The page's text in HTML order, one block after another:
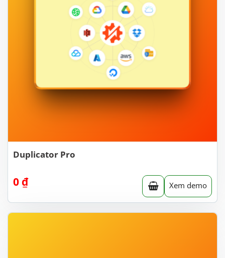
Duplicator Pro
0 ₫ Xem demo